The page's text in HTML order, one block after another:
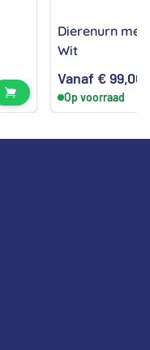
Bekijk product
Dierenurn
Wit
Vanaf €99,00
Op voorraad